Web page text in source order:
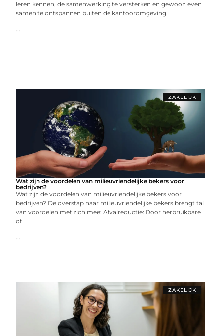
leren kennen, de samenwerking te versterken en gewoon even
samen te ontspannen buiten de kantooromgeving.
...
ZAKELIJK
Wat zijn de voordelen van milieuvriendelijke bekers voor
bedrijven?
Wat zijn de voordelen van milieuvriendelijke bekers voor
bedrijven? De overstap naar milieuvriendelijke bekers brengt tal
van voordelen met zich mee: Afvalreductie: Door herbruikbare
of
...
ZAKELIJK